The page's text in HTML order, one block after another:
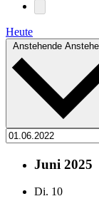
Heute
Anstehende
Juni 2025
Di. 10